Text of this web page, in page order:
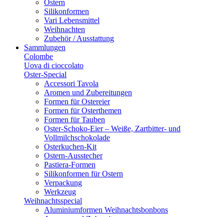
Ostern
Silikonformen
Vari Lebensmittel
Weihnachten
Zubehör / Ausstattung
Sammlungen
Colombe
Uova di cioccolato
Oster-Special
Accessori Tavola
Aromen und Zubereitungen
Formen für Ostereier
Formen für Osterthemen
Formen für Tauben
Oster-Schoko-Eier – Weiße, Zartbitter- und
Vollmilchschokolade
Osterkuchen-Kit
Ostern-Ausstecher
Pastiera-Formen
Silikonformen für Ostern
Verpackung
Werkzeug
Weihnachtsspecial
Aluminiumformen Weihnachtsbonbons